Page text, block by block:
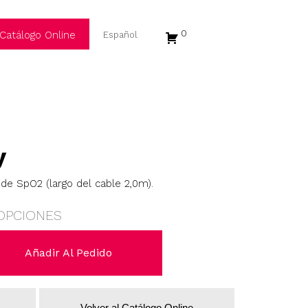
Catálogo Online 0
SpO2 (largo del cable 2,0m).
Añadir Al Pedido